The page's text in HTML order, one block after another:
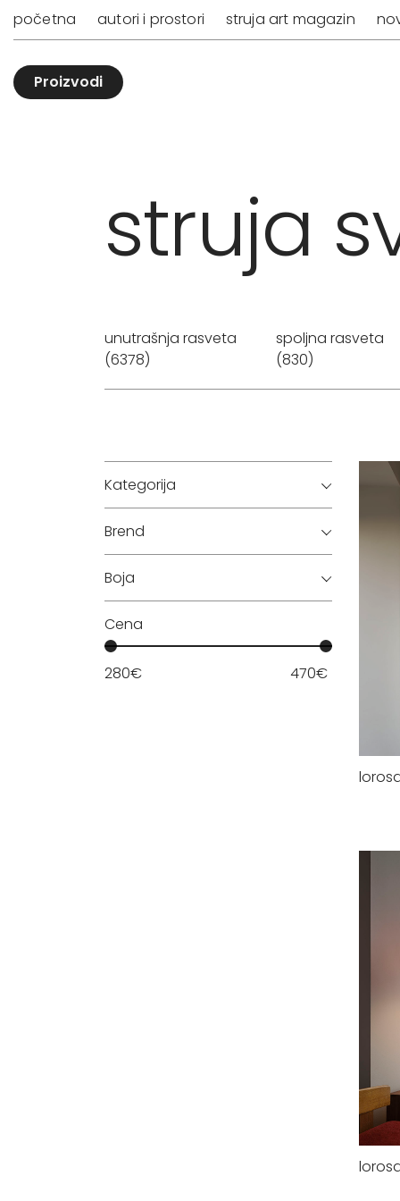
početna autori i prostori struja art magazin
Proizvodi
struja
unutrašnja rasveta
(6378)
spoljna rasveta
(830)
Kategorija
Brend
Boja
Cena
280€ 470€